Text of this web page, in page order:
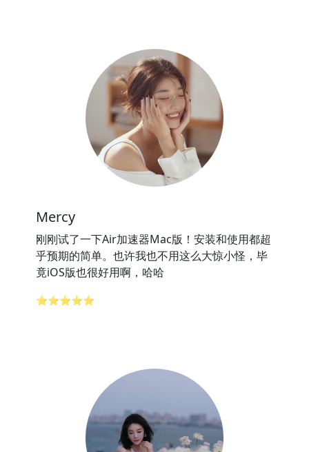
Mercy
刚刚试了一下Air加速器Mac版！安装和使用都超
乎预期的简单。也许我也不用这么大惊小怪，毕
竟iOS版也很好用啊，哈哈
⭐⭐⭐⭐⭐